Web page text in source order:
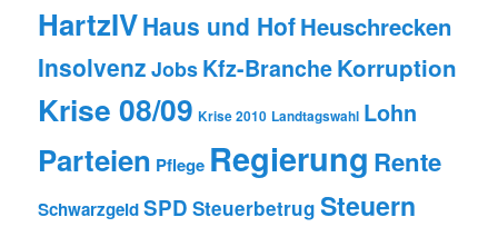
HartzIVHaus und HofHeuschrecken
Insolvenz Jobs Kfz-BrancheKorruption
Krise 08/09 Krise 2010 Landtagswahl Lohn
Parteien Pflege Regierung Rente
SchwarzgeldSPD Steuerbetrug Steuern